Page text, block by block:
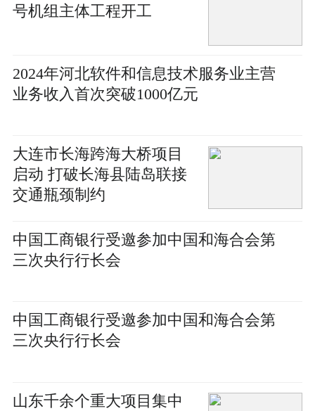
号机组主体工程开工
2024年河北软件和信息技术服务业主营
业务收入首次突破1000亿元
大连市长海跨海大桥项目
启动 打破长海县陆岛联接
交通瓶颈制约
中国工商银行受邀参加中国和海合会第
三次央行行长会
中国工商银行受邀参加中国和海合会第
三次央行行长会
山东千余个重大项目集中